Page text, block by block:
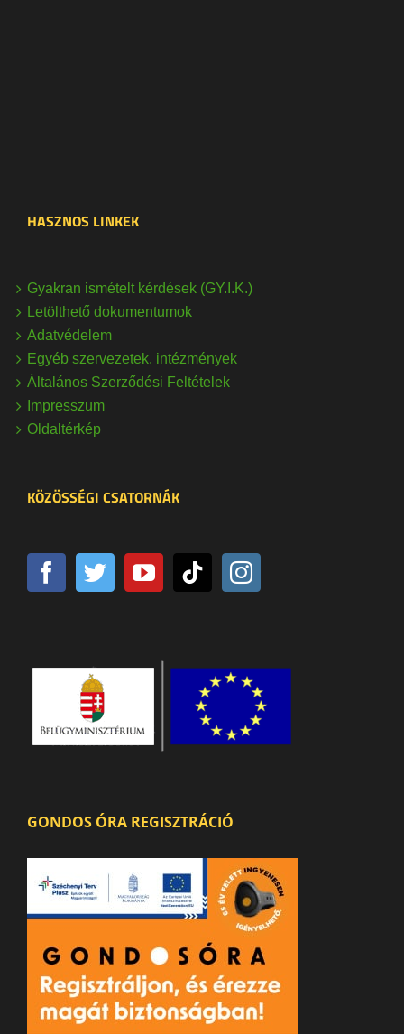
HASZNOS LINKEK
Gyakran ismételt kérdések (GY.I.K.)
Letölthető dokumentumok
Adatvédelem
Egyéb szervezetek, intézmények
Általános Szerződési Feltételek
Impresszum
Oldaltérkép
KÖZÖSSÉGI CSATORNÁK
GONDOS ÓRA REGISZTRÁCIÓ